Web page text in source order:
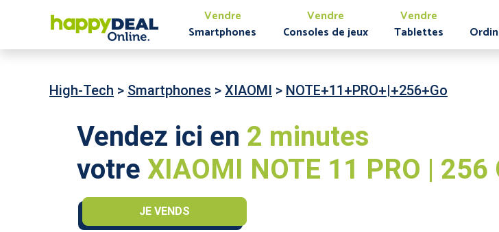
Vendre
Smartphones
Vendre
Consoles de jeux
Vendre
Tablettes
High-Tech > Smartphones > XIAOMI > NOTE+11+PRO+|+256+Go
Vendez ici en 2 minutes
votre XIAOMI NOTE 11 PRO | 256
JE VENDS